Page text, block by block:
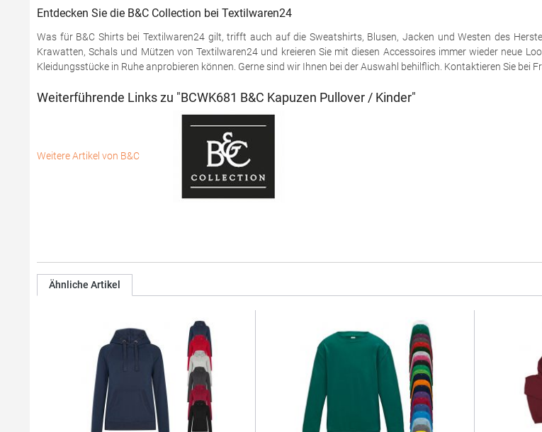
Entdecken Sie die B&C Collection bei Textilwaren24
Was für B&C Shirts bei Textilwaren24 gilt, trifft auch auf die Sweatshirts, Blusen, Jacken und Westen des
Krawatten, Schals und Mützen von Textilwaren24 und kreieren Sie mit diesen Accessoires immer wieder neue
Kleidungsstücke in Ruhe anprobieren können. Gerne sind wir Ihnen bei der Auswahl behilflich. Kontaktieren Sie bei
Weiterführende Links zu "BCWK681 B&C Kapuzen Pullover / Kinder"
Weitere Artikel von B&C
Ähnliche Artikel